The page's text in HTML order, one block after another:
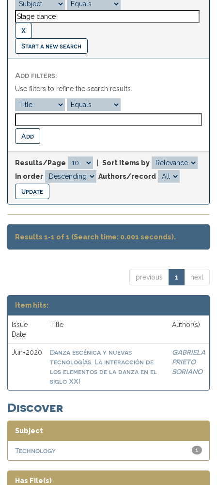
Start a new search
Add filters:
Use filters to refine the search results.
Results/Page
Sort items by
In order
Authors/record
Results 1-1 of 1 (Search time: 0.001 seconds).
previous 1 next
Item hits:
Issue
Date
Title Author(s)
Jun-2020
Danza escénica y nuevas
tecnologías. La interacción de
los elementos de la danza en el
siglo XXI
GABRIELA
PRIETO
SORIANO
Discover
Subject
1
Technology
Has File(s)